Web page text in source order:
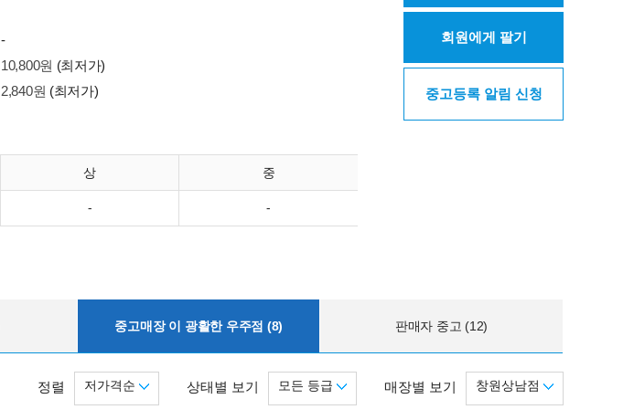
-
10,800원 (최저가)
2,840원 (최저가)
상 중
- -
회원에게 팔기
중고등록 알림 신청
중고매장 이 광활한 우주점 (8) 판매자 중고 (12)
매장별 보기 창원상남점
상태별 보기 모든 등급
정렬 저가격순